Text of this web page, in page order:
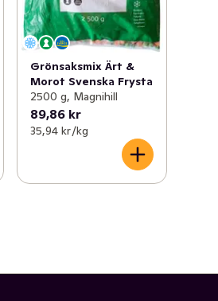
Grönsaksmix Ärt &
Morot Svenska Frysta
2500 g, Magnihill
89,86 kr
35,94 kr /kg